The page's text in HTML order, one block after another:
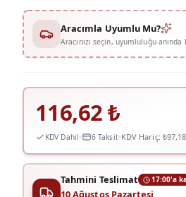
Aracımla Uyumlu Mu?
Aracınızı seçin, uyumluluğu
116,62₺
KDV Dahil 6 Taksit KDV Hariç: ₺97,18
Tahmini Teslimat 17:00'a
10 Ağustos Pazartesi